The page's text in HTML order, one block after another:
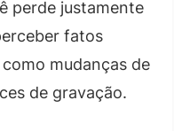
perde justamente
fatos
mudanças de
de gravação.